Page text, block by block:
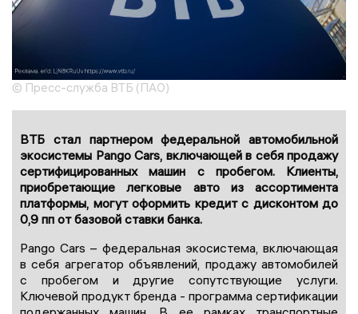
© Пресс-служба ВТБ (ПАО)
ВТБ стал партнером федеральной автомобильной
экосистемы Pango Cars, включающей в себя продажу
сертифицированных машин с пробегом. Клиенты,
приобретающие легковые авто из ассортимента
платформы, могут оформить кредит с дисконтом до
0,9 пп от базовой ставки банка.
Pango Cars – федеральная экосистема, включающая
в себя агрегатор объявлений, продажу автомобилей
с пробегом и другие сопутствующие услуги.
Ключевой продукт бренда - программа сертификации